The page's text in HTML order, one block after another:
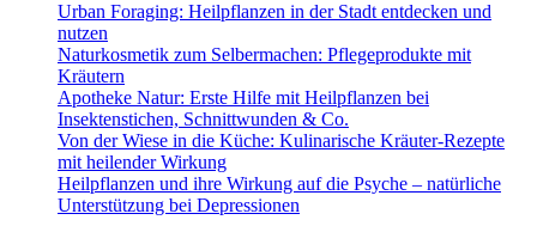
Urban Foraging: Heilpflanzen in der Stadt entdecken und
nutzen
Naturkosmetik zum Selbermachen: Pflegeprodukte mit
Kräutern
Apotheke Natur: Erste Hilfe mit Heilpflanzen bei
Insektenstichen, Schnittwunden & Co.
Von der Wiese in die Küche: Kulinarische Kräuter-Rezepte
mit heilender Wirkung
Heilpflanzen und ihre Wirkung auf die Psyche – natürliche
Unterstützung bei Depressionen